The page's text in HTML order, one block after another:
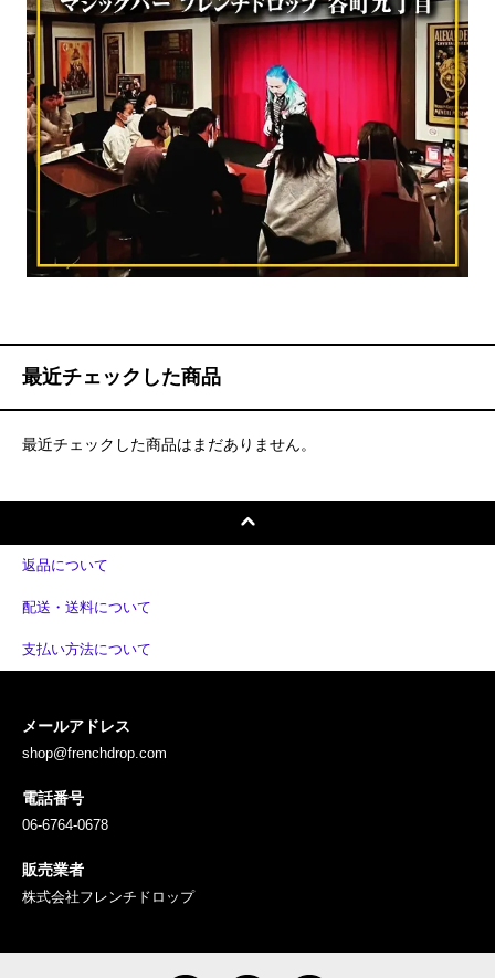
最近チェックした商品
最近チェックした商品はまだありません。
返品について
配送・送料について
支払い方法について
メールアドレス
shop@frenchdrop.com
電話番号
06-6764-0678
販売業者
株式会社フレンチドロップ